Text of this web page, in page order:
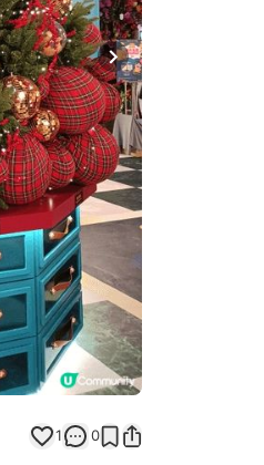
Next slide
1 0